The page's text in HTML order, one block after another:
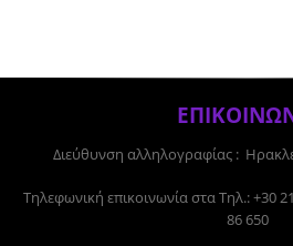
Διεύθυνση αλληλογραφίας :
Tηλεφωνική επικοινωνία στα Τηλ.: +30
86 650